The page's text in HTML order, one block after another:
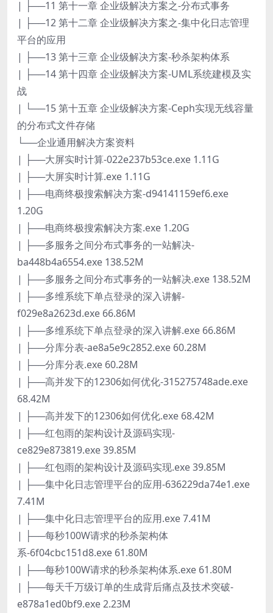
| ├──11 第十一章 企业级解决方案之-分布式事务
| ├──12 第十二章 企业级解决方案之-集中化日志管理
平台的应用
| ├──13 第十三章 企业级解决方案-秒杀架构体系
| ├──14 第十四章 企业级解决方案-UML系统建模及实
战
| └──15 第十五章 企业级解决方案-Ceph实现无线容量
的分布式文件存储
└──企业通用解决方案资料
| ├──大屏实时计算-022e237b53ce.exe 1.11G
| ├──大屏实时计算.exe 1.11G
| ├──电商终极搜索解决方案-d94141159ef6.exe
1.20G
| ├──电商终极搜索解决方案.exe 1.20G
| ├──多服务之间分布式事务的一站解决-
ba448b4a6554.exe 138.52M
| ├──多服务之间分布式事务的一站解决.exe 138.52M
| ├──多维系统下单点登录的深入讲解-
f029e8a2623d.exe 66.86M
| ├──多维系统下单点登录的深入讲解.exe 66.86M
| ├──分库分表-ae8a5e9c2852.exe 60.28M
| ├──分库分表.exe 60.28M
| ├──高并发下的12306如何优化-315275748ade.exe
68.42M
| ├──高并发下的12306如何优化.exe 68.42M
| ├──红包雨的架构设计及源码实现-
ce829e873819.exe 39.85M
| ├──红包雨的架构设计及源码实现.exe 39.85M
| ├──集中化日志管理平台的应用-636229da74e1.exe
7.41M
| ├──集中化日志管理平台的应用.exe 7.41M
| ├──每秒100W请求的秒杀架构体
系-6f04cbc151d8.exe 61.80M
| ├──每秒100W请求的秒杀架构体系.exe 61.80M
| ├──每天千万级订单的生成背后痛点及技术突破-
e878a1ed0bf9.exe 2.23M